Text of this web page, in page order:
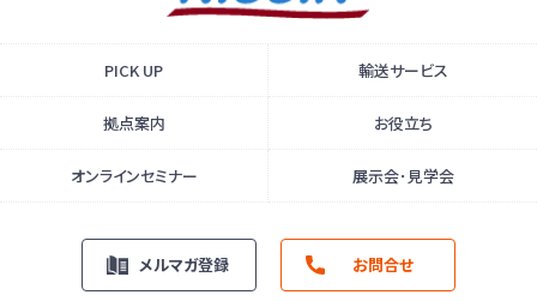
PICK UP 輸送サービス
拠点案内 お役立ち
オンラインセミナー 展示会･見学会
メルマガ登録 お問合せ